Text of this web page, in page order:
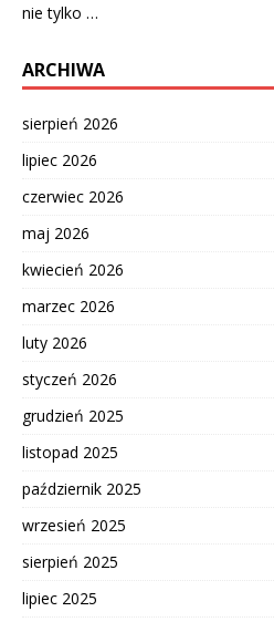
nie tylko …
ARCHIWA
sierpień 2026
lipiec 2026
czerwiec 2026
maj 2026
kwiecień 2026
marzec 2026
luty 2026
styczeń 2026
grudzień 2025
listopad 2025
październik 2025
wrzesień 2025
sierpień 2025
lipiec 2025